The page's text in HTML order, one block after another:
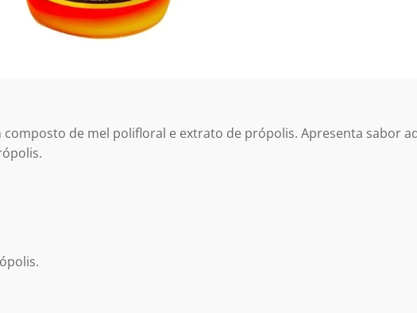
de mel polifloral e extrato de própolis. Apresenta sabor